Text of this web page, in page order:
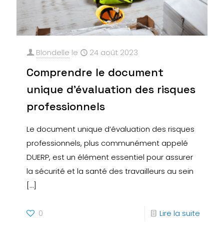
Blondelle le 24 août 2023
Comprendre le document
unique d’évaluation des risques
professionnels
Le document unique d’évaluation des risques
professionnels, plus communément appelé
DUERP, est un élément essentiel pour assurer
la sécurité et la santé des travailleurs au sein
[…]
0 Lire la suite